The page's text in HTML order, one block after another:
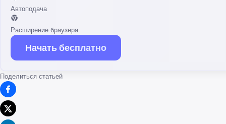
Автоподача
Расширение браузера
Начать бесплатно
Поделиться статьей